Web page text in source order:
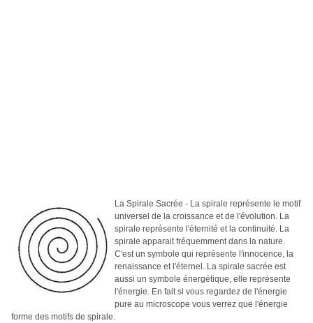
La Spirale Sacrée - Laspirale représente le motif
universel de la croissance et de l'évolution. La
spirale représente l'éternité et la continuité. La
spirale apparait fréquemment dans la nature.
C'est un symbole qui représente l'innocence, la
renaissance et l'éternel. La spirale sacrée est
aussi un symbole énergétique, elle représente
l'énergie. En fait si vous regardez de l'énergie
pure au microscope vous verrez que l'énergie
forme des motifs de spirale.